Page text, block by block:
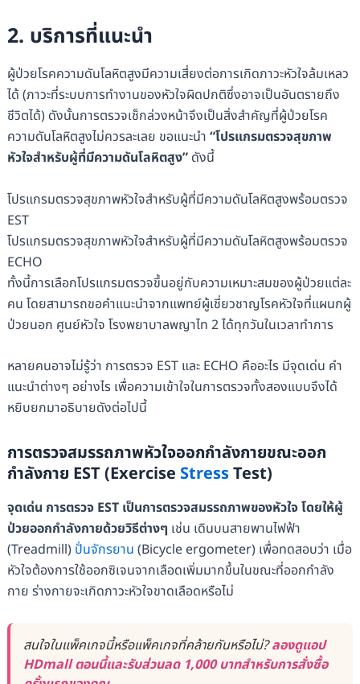
2. บริการที่แนะนำ
ผู้ป่วยโรคความดันโลหิตสูงมีความเสี่ยงต่อการเกิดภาวะหัวใจล้มเหลว
ได้ (ภาวะที่ระบบการทำงานของหัวใจผิดปกติซึ่งอาจเป็นอันตรายถึง
ชีวิตได้) ดังนั้นการตรวจเช็กล่วงหน้าจึงเป็นสิ่งสำคัญที่ผู้ป่วยโรค
ความดันโลหิตสูงไม่ควรละเลย ขอแนะนำ “โปรแกรมตรวจสุขภาพ
หัวใจสำหรับผู้ที่มีความดันโลหิตสูง” ดังนี้
โปรแกรมตรวจสุขภาพหัวใจสำหรับผู้ที่มีความดันโลหิตสูงพร้อมตรวจ
EST
โปรแกรมตรวจสุขภาพหัวใจสำหรับผู้ที่มีความดันโลหิตสูงพร้อมตรวจ
ECHO
ทั้งนี้การเลือกโปรแกรมตรวจขึ้นอยู่กับความเหมาะสมของผู้ป่วยแต่ละ
คน โดยสามารถขอคำแนะนำจากแพทย์ผู้เชี่ยวชาญโรคหัวใจที่แผนกผู้
ป่วยนอก ศูนย์หัวใจ โรงพยาบาลพญาไท 2 ได้ทุกวันในเวลาทำการ
หลายคนอาจไม่รู้ว่า การตรวจ EST และ ECHO คืออะไร มีจุดเด่น คำ
แนะนำต่างๆ อย่างไร เพื่อความเข้าใจในการตรวจทั้งสองแบบจึงได้
หยิบยกมาอธิบายดังต่อไปนี้
การตรวจสมรรถภาพหัวใจออกกำลังกายขณะออก
กำลังกาย EST (Exercise StressTest)
จุดเด่น การตรวจ EST เป็นการตรวจสมรรถภาพของหัวใจ โดยให้ผู้
ป่วยออกกำลังกายด้วยวิธีต่างๆ เช่น เดินบนสายพานไฟฟ้า
(Treadmill) ปั่นจักรยาน (Bicycle ergometer) เพื่อทดสอบว่า เมื่อ
หัวใจต้องการใช้ออกซิเจนจากเลือดเพิ่มมากขึ้นในขณะที่ออกกำลัง
กาย ร่างกายจะเกิดภาวะหัวใจขาดเลือดหรือไม่
สนใจในแพ็คเกจนี้หรือแพ็คเกจที่คล้ายกันหรือไม่?ลองดูแอป
HDmall ตอนนี้และรับส่วนลด 1,000 บาทสำหรับการสั่งซื้อ